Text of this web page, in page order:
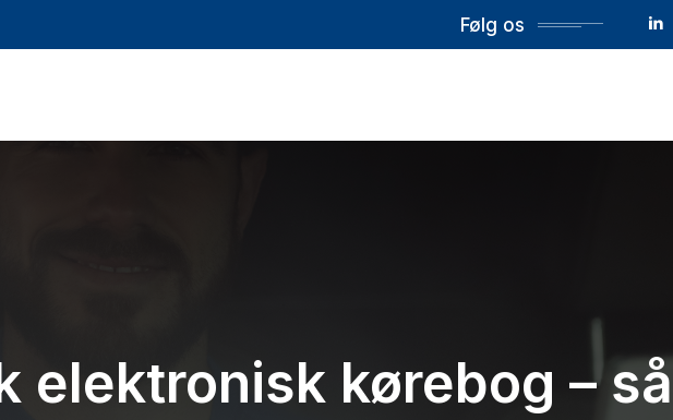
Følg os
elektronisk kørebog – så